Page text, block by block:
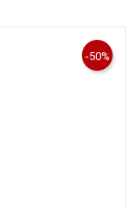
-50%